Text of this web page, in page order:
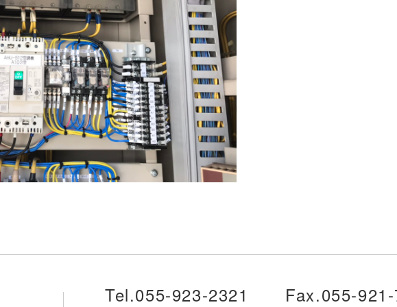
Tel.055-923-2321 Fax.055-